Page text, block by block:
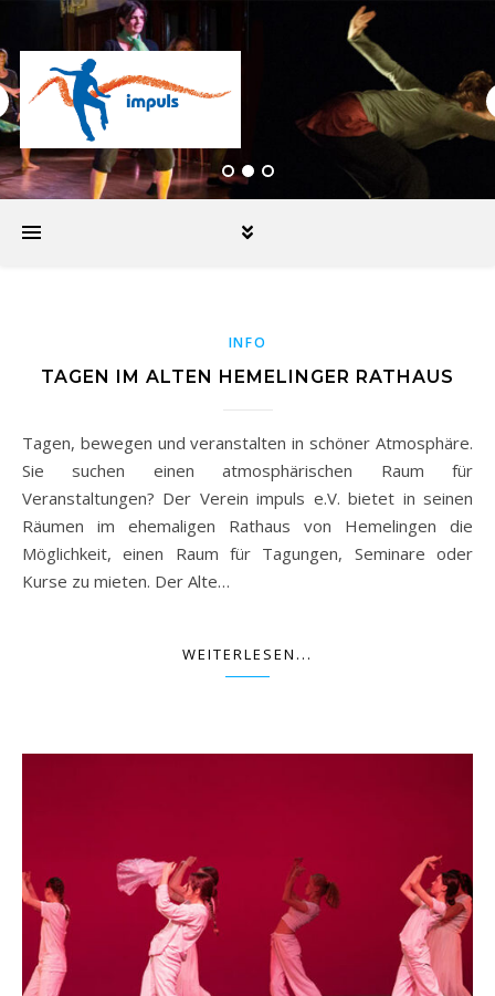
INFO
TAGEN IM ALTEN HEMELINGER RATHAUS
Tagen, bewegen und veranstalten in schöner Atmosphäre.
Sie suchen einen atmosphärischen Raum für
Veranstaltungen? Der Verein impuls e.V. bietet in seinen
Räumen im ehemaligen Rathaus von Hemelingen die
Möglichkeit, einen Raum für Tagungen, Seminare oder
Kurse zu mieten. Der Alte…
WEITERLESEN...